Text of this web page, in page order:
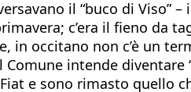
il “buco di
c’era il fieno da
in occitano non c’è un
intende diventare
e sono rimasto quello